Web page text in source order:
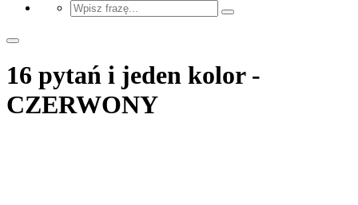
16 pytań i jeden kolor -
CZERWONY